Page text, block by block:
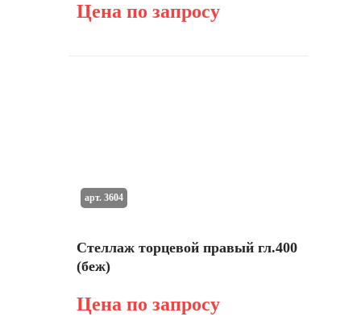
Цена по запросу
Стеллаж торцевой правый гл.400
(беж)
Цена по запросу
арт. 3604